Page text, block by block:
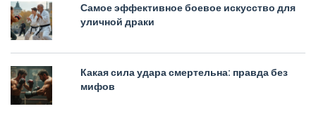
Самое эффективное боевое искусство для
уличной драки
Какая сила удара смертельна: правда без
мифов